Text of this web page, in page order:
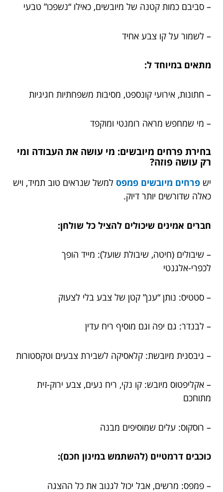
– סביבם כמות קטנה של מיובשים, כאילו “נשפכו” טבעי
– לשמור על קו צבע אחיד
מתאים במיוחד ל:
– חתונות, אירועי קונספט, מסיבות משפחתיות חגיגיות
– מי שמחפש מראה רומנטי ומוקפד
בחירת פרחים מיובשים: מי עושה את העבודה ומי
רק עושה פוזה?
יש פרחים מיובשים פמפס למשל שנראים טוב תמיד, ויש
כאלה שדורשים יותר דיוק.
חברים אמינים שיכולים להציל כל שולחן:
– שיבולים (חיטה, שיבולת שועל): מייד הופך
לכפרי-אלגנטי
– סטטיס: נותן “ענן” קטן של צבע בלי לצעוק
– לבנדר: גם יפה וגם מוסיף ריח עדין
– גיבסנית מיובשת: קלאסיקה לשבירת צבעים וטקסטורות
– אקליפטוס מיובש: קו נקי, ריח נעים, צבע ירוק-זית
מתוחכם
– רוסקוס: עלים שמוסיפים מבנה
כוכבים דרמטיים (להשתמש במינון חכם):
– פמפס: מרשים, אבל יכול לגנוב את כל ההצגה